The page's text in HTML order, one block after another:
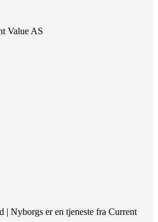
Value AS
Nyborgs er en tjeneste fra Current